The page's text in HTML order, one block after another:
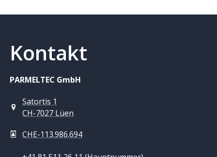
Kontakt
PARMELTEC GmbH
Satortis 1
CH-7027 Lüen
CHE-113.986.694